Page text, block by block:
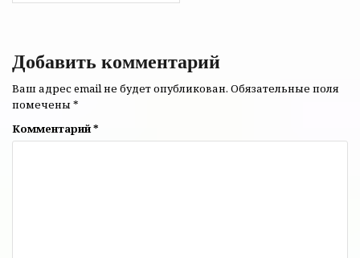
Добавить комментарий
Ваш адрес email не будет опубликован. Обязательные поля
помечены *
Комментарий*